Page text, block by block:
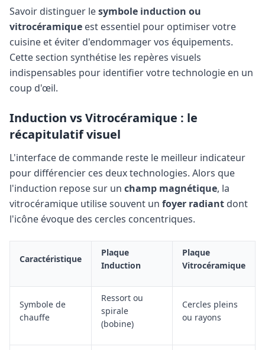
Savoir distinguer lesymbole induction ou
vitrocéramique est essentiel pour optimiser votre
cuisine et éviter d'endommager vos équipements.
Cette section synthétise les repères visuels
indispensables pour identifier votre technologie en un
coup d'œil.
Induction vs Vitrocéramique : le
récapitulatif visuel
L'interface de commande reste le meilleur indicateur
pour différencier ces deux technologies. Alors que
l'induction repose sur un champ magnétique, la
vitrocéramique utilise souvent un foyer radiant dont
l'icône évoque des cercles concentriques.
Caractéristique
Plaque
Induction
Plaque
Vitrocéramique
Symbole de
chauffe
Ressort ou
spirale
(bobine)
Cercles pleins
ou rayons